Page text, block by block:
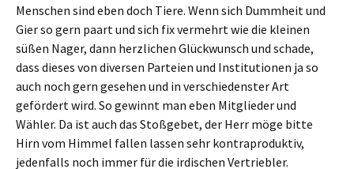
Menschen sind eben doch Tiere. Wenn sich Dummheit und
Gier so gern paart und sich fix vermehrt wie die kleinen
süßen Nager, dann herzlichen Glückwunsch und schade,
dass dieses von diversen Parteien und Institutionen ja so
auch noch gern gesehen und in verschiedenster Art
gefördert wird. So gewinnt man eben Mitglieder und
Wähler. Da ist auch das Stoßgebet, der Herr möge bitte
Hirn vom Himmel fallen lassen sehr kontraproduktiv,
jedenfalls noch immer für die irdischen Vertriebler.